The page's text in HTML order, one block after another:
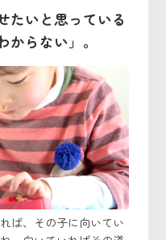
たいと思っている
らない」。
ば、その子に向いてい